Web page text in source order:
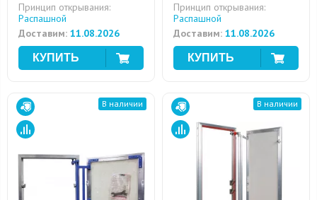
Принцип открывания:
Распашной
Доставим: 11.08.2026
Принцип открывания:
Распашной
Доставим: 11.08.2026
В наличии В наличии